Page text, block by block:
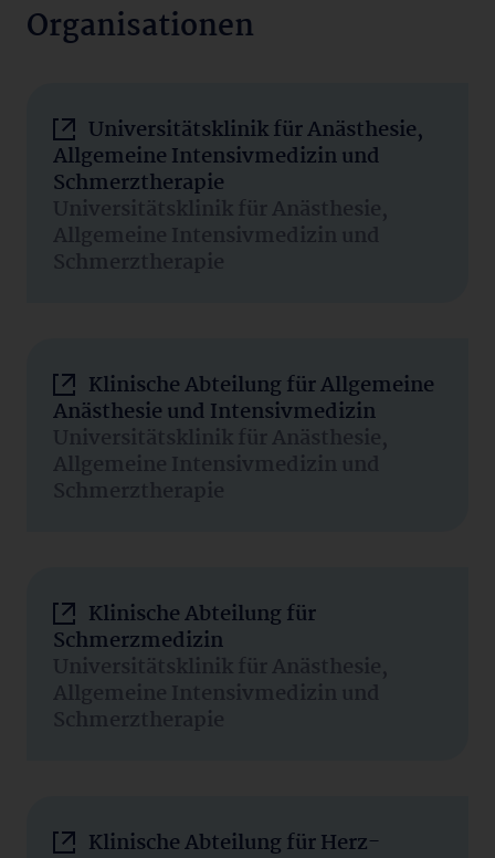
Organisationen
Universitätsklinik für Anästhesie,
Allgemeine Intensivmedizin und
Schmerztherapie
Universitätsklinik für Anästhesie,
Allgemeine Intensivmedizin und
Schmerztherapie
Klinische Abteilung für Allgemeine
Anästhesie und Intensivmedizin
Universitätsklinik für Anästhesie,
Allgemeine Intensivmedizin und
Schmerztherapie
Klinische Abteilung für
Schmerzmedizin
Universitätsklinik für Anästhesie,
Allgemeine Intensivmedizin und
Schmerztherapie
Klinische Abteilung für Herz-